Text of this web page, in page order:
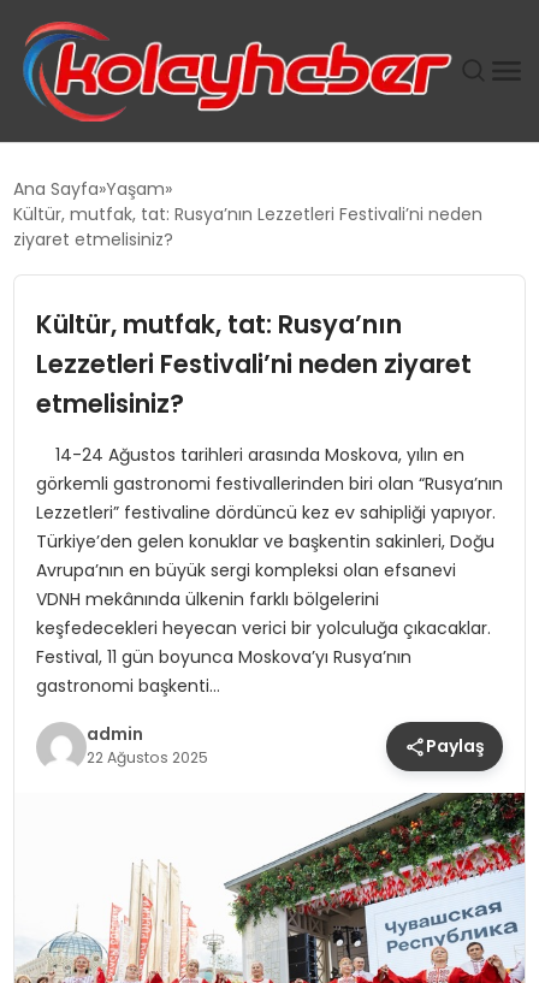
SUWEN’IN İSTIHDAM MODELI EKONOMIDE KADIN
TANYER YAPI ZEMIN MÜHENDISLIĞINDE HEDEF
BÜYÜTTÜ
TOROSLAR’DA PAZAR GERGİNLİĞİ!
Ana Sayfa Yaşam
Kültür, mutfak, tat: Rusya’nın Lezzetleri Festivali’ni neden
ziyaret etmelisiniz?
Kültür, mutfak, tat: Rusya’nın
Lezzetleri Festivali’ni neden ziyaret
etmelisiniz?
14-24 Ağustos tarihleri arasında Moskova, yılın en
görkemli gastronomi festivallerinden biri olan “Rusya’nın
Lezzetleri” festivaline dördüncü kez ev sahipliği yapıyor.
Türkiye’den gelen konuklar ve başkentin sakinleri, Doğu
Avrupa’nın en büyük sergi kompleksi olan efsanevi
VDNH mekânında ülkenin farklı bölgelerini
keşfedecekleri heyecan verici bir yolculuğa çıkacaklar.
Festival, 11 gün boyunca Moskova’yı Rusya’nın
gastronomi başkenti…
admin
22 Ağustos 2025 Paylaş